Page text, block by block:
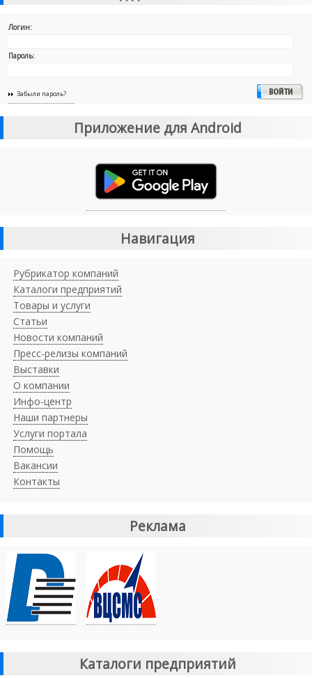
Логин:
Пароль:
Забыли пароль?
Приложение для Android
Навигация
Рубрикатор компаний
Каталоги предприятий
Товары и услуги
Статьи
Новости компаний
Пресс-релизы компаний
Выставки
О компании
Инфо-центр
Наши партнеры
Услуги портала
Помощь
Вакансии
Контакты
Реклама
Каталоги предприятий